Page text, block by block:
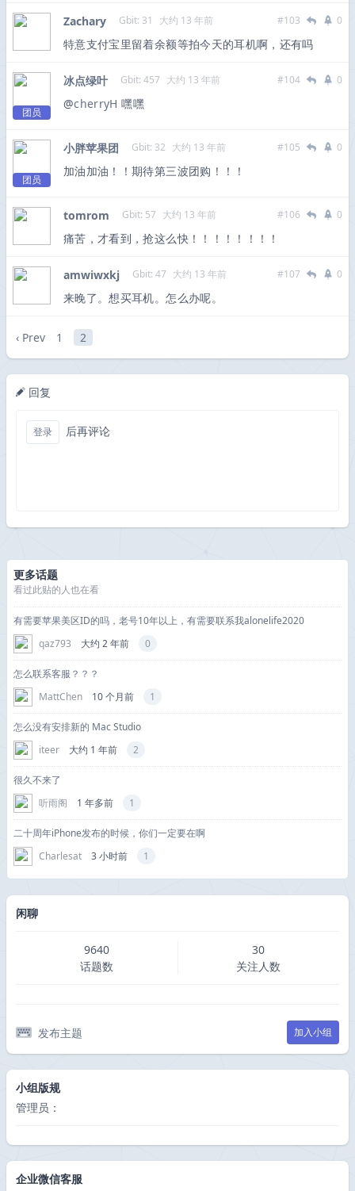
Zachary Gbit: 31 大约 13 年前 #103 0
特意支付宝里留着余额等拍今天的耳机啊，还有吗
团员
冰点绿叶 Gbit: 457 大约 13 年前 #104 0
@cherryH 嘿嘿
团员
小胖苹果团 Gbit: 32 大约 13 年前 #105 0
加油加油！！期待第三波团购！！！
tomrom Gbit: 57 大约 13 年前 #106 0
痛苦，才看到，抢这么快！！！！！！！！
amwiwxkj Gbit: 47 大约 13 年前 #107 0
来晚了。想买耳机。怎么办呢。
‹ Prev 1 2
回复
登录 后再评论
更多话题
看过此贴的人也在看
有需要苹果美区ID的吗，老号10年以上，有需要联系我alonelife2020
qaz793
大约 2 年前 0
怎么联系客服？？？
MattChen
10 个月前 1
怎么没有安排新的 Mac Studio
iteer
大约 1 年前 2
很久不来了
听雨阁
1 年多前 1
二十周年iPhone发布的时候，你们一定要在啊
Charlesat
3 小时前 1
闲聊
9640
话题数
30
关注人数
发布主题 加入小组
小组版规
管理员：
企业微信客服